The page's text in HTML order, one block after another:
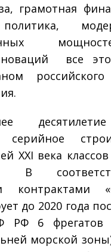
грамотная
все это
российского
серийное
XXI века
В
контрактами
до 2020 года
РФ 6 фрегатов
морской